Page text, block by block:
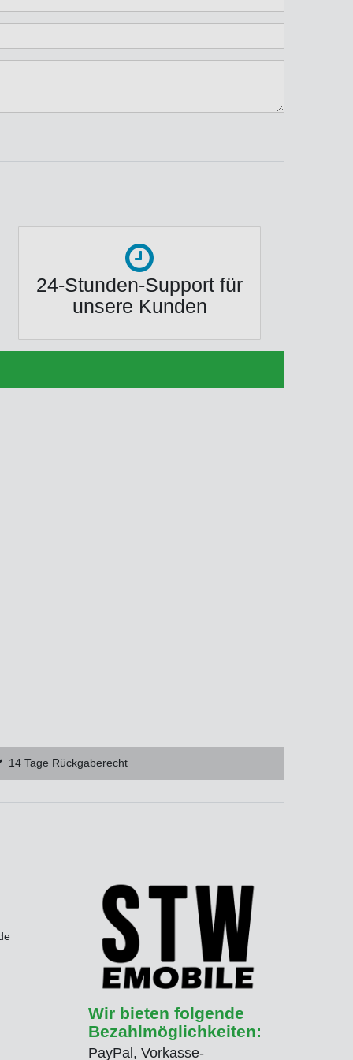
24-Stunden-Support für
unsere Kunden
14 Tage Rückgaberecht
Wir bieten folgende
Bezahlmöglichkeiten:
PayPal, Vorkasse-